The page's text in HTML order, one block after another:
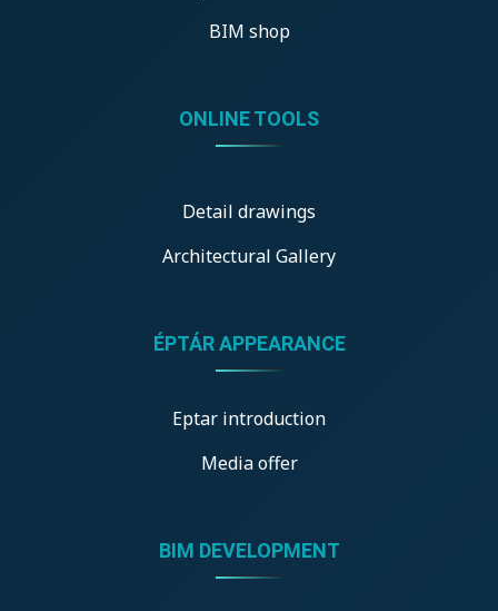
BIM shop
ONLINE TOOLS
Detail drawings
Architectural Gallery
ÉPTÁR APPEARANCE
Eptar introduction
Media offer
BIM DEVELOPMENT